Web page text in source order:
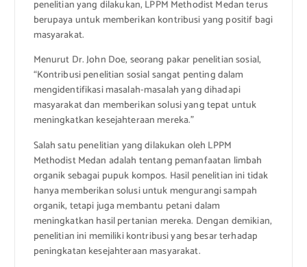
penelitian yang dilakukan, LPPM Methodist Medan terus
berupaya untuk memberikan kontribusi yang positif bagi
masyarakat.
Menurut Dr. John Doe, seorang pakar penelitian sosial,
“Kontribusi penelitian sosial sangat penting dalam
mengidentifikasi masalah-masalah yang dihadapi
masyarakat dan memberikan solusi yang tepat untuk
meningkatkan kesejahteraan mereka.”
Salah satu penelitian yang dilakukan oleh LPPM
Methodist Medan adalah tentang pemanfaatan limbah
organik sebagai pupuk kompos. Hasil penelitian ini tidak
hanya memberikan solusi untuk mengurangi sampah
organik, tetapi juga membantu petani dalam
meningkatkan hasil pertanian mereka. Dengan demikian,
penelitian ini memiliki kontribusi yang besar terhadap
peningkatan kesejahteraan masyarakat.